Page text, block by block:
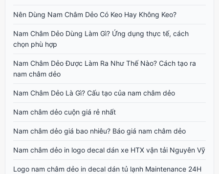
Nên Dùng Nam Châm Dẻo Có Keo Hay Không Keo?
Nam Châm Dẻo Dùng Làm Gì? Ứng dụng thực tế, cách
chọn phù hợp
Nam Châm Dẻo Được Làm Ra Như Thế Nào? Cách tạo ra
nam châm dẻo
Nam Châm Dẻo Là Gì? Cấu tạo của nam châm dẻo
Nam châm dẻo cuộn giá rẻ nhất
Nam châm dẻo giá bao nhiêu? Báo giá nam châm dẻo
Nam châm dẻo in logo decal dán xe HTX vận tải Nguyên Vỹ
Logo nam châm dẻo in decal dán tủ lạnh Maintenance 24H